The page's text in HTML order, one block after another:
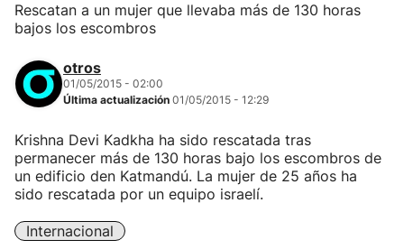
Rescatan a un mujer que llevaba más de 130 horas
bajos los escombros
otros
01/05/2015 - 02:00
Última actualización 01/05/2015 - 12:29
Krishna Devi Kadkha ha sido rescatada tras
permanecer más de 130 horas bajo los escombros de
un edificio den Katmandú. La mujer de 25 años ha
sido rescatada por un equipo israelí.
Internacional